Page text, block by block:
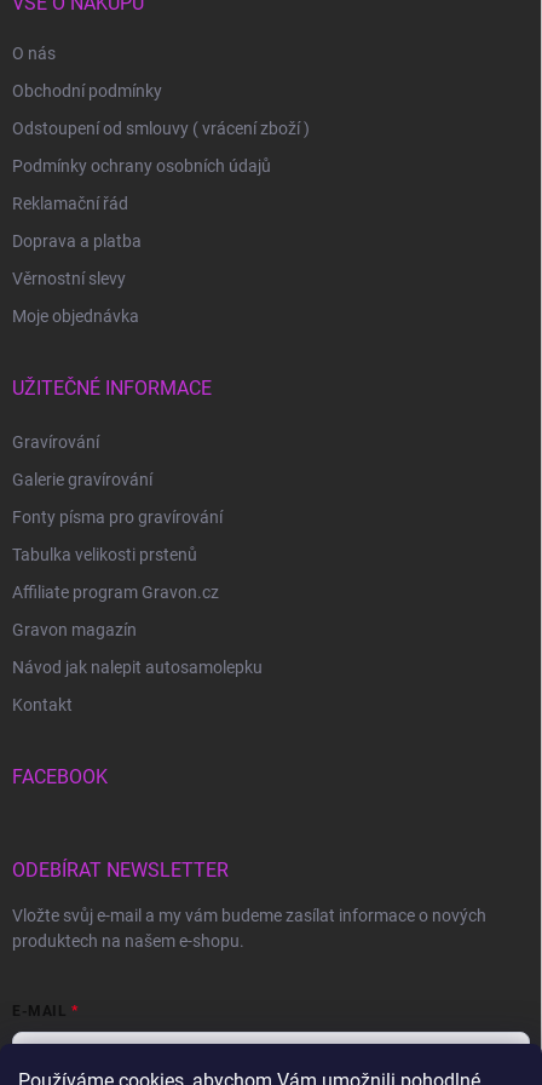
O nás
Obchodní podmínky
Odstoupení od smlouvy ( vrácení zboží )
Podmínky ochrany osobních údajů
Reklamační řád
Doprava a platba
Věrnostní slevy
Moje objednávka
UŽITEČNÉ INFORMACE
Gravírování
Galerie gravírování
Fonty písma pro gravírování
Tabulka velikosti prstenů
Affiliate program Gravon.cz
Gravon magazín
Návod jak nalepit autosamolepku
Kontakt
FACEBOOK
ODEBÍRAT NEWSLETTER
Vložte svůj e-mail a my vám budeme zasílat informace o nových
produktech na našem e-shopu.
E-MAIL